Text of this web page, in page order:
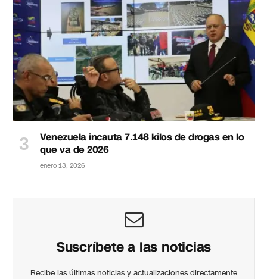
Venezuela incauta 7.148 kilos de drogas en lo
que va de 2026
enero 13, 2026
Suscríbete a las noticias
Recibe las últimas noticias y actualizaciones directamente